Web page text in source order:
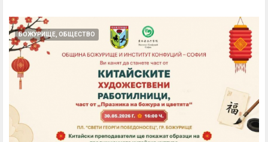
БОЖУРИЩЕ, ОБЩЕСТВО